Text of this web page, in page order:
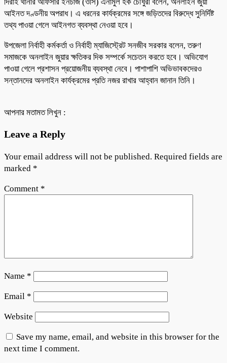
আইনত দণ্ডনীয় অপরাধ। এ ধরনের কার্যক্রমের সঙ্গে জড়িতদের বিরুদ্ধে সুনির্দিষ্ট
তথ্য পাওয়া গেলে আইনগত ব্যবস্থা নেওয়া হবে।
উপজেলা নির্বাহী কর্মকর্তা ও নির্বাহী ম্যাজিস্ট্রেট সনজীব সরকার বলেন, তরুণ
সমাজকে অনলাইন জুয়ার ক্ষতিকর দিক সম্পর্কে সচেতন করতে হবে। অভিযোগ
পাওয়া গেলে প্রশাসন প্রয়োজনীয় ব্যবস্থা নেবে। পাশাপাশি অভিভাবকদেরও
সন্তানদের অনলাইন কার্যক্রমের প্রতি নজর রাখার আহ্বান জানান তিনি।
আপনার মতামত লিখুন :
Leave a Reply
Your email address will not be published. Required fields are
marked *
Comment *
Name *
Email *
Website
Save my name, email, and website in this browser for the
next time I comment.